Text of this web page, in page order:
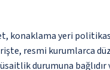
konaklama yeri
resmi kurumlarca
durumuna